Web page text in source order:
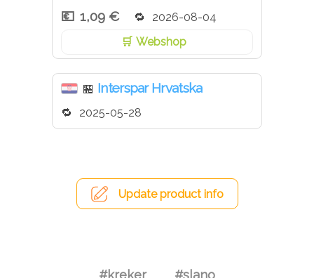
1,09 €
2026-08-04
Webshop
🏪 Interspar Hrvatska
2025-05-28
Update product info
#kreker #slano